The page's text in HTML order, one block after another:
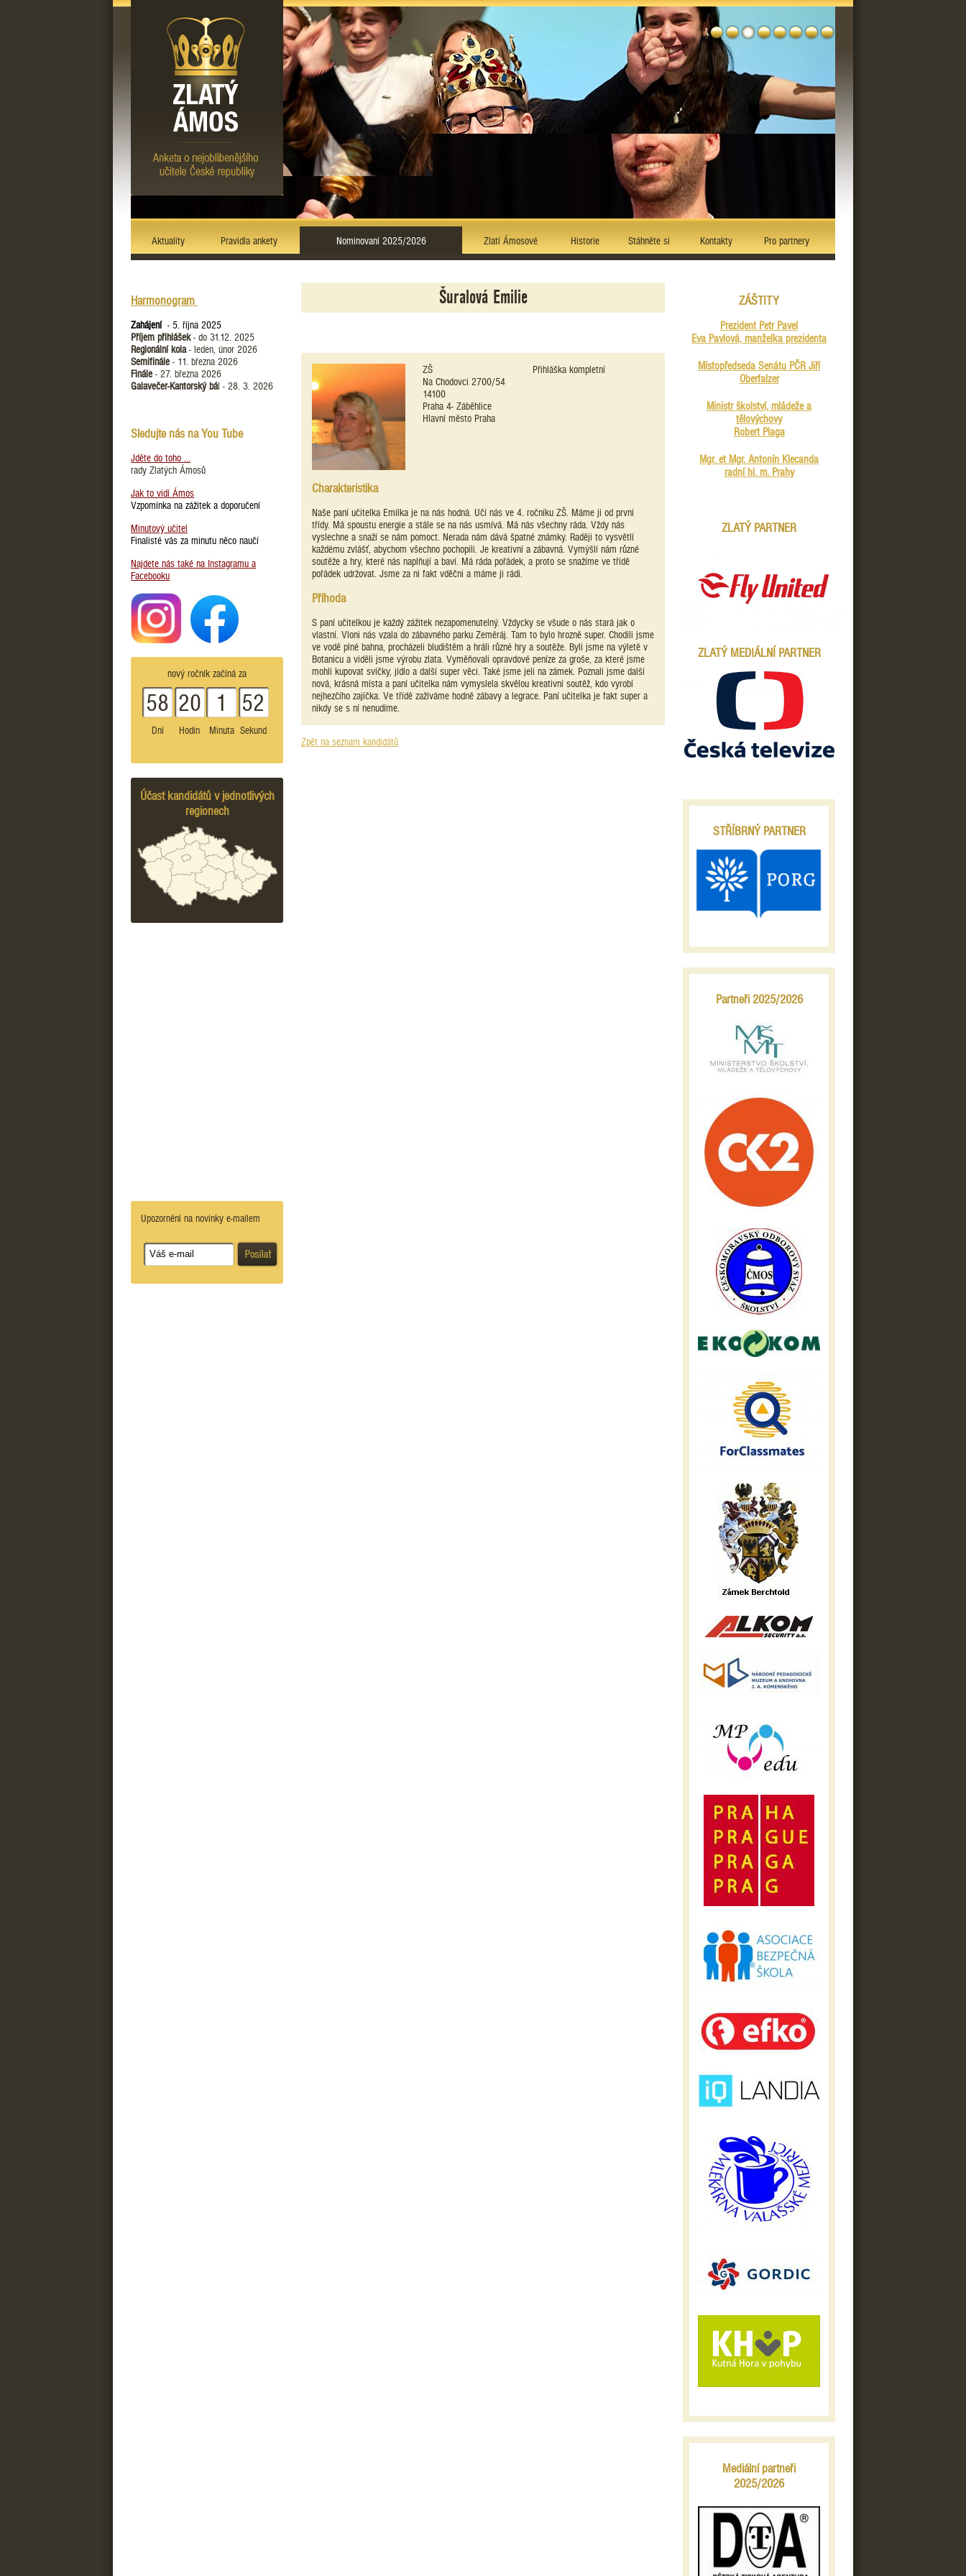
Aktuality Pravidla ankety Nominovaní 2025/2026 Zlatí Ámosové Historie Stáhněte si Kontakty Pro partnery
Harmonogram
Zahájení - 5. října 2025
Příjem přihlášek- do 31.12. 2025
Regionální kola- leden, únor 2026
Semifinále - 11. března 2026
Finále - 27. března 2026
Galavečer-Kantorský bál - 28. 3. 2026
Sledujte nás na You Tube
Jděte do toho ...
rady Zlatých Ámosů
Jak to vidí Ámos
Vzpomínka na zážitek a doporučení
Minutový učitel
Finalisté vás za minutu něco naučí
Najdete nás také na Instagramu a
Facebooku
nový ročník začíná za
58
Dní
20
Hodin
1
Minuta
52
Sekund
Účast kandidátů v jednotlivých
regionech
Upozornění na novinky e-mailem
Šuralová Emilie
ZŠ
Na Chodovci 2700/54
14100
Praha 4- Záběhlice
Hlavní město Praha
Přihláška kompletní
Charakteristika
Naše paní učitelka Emilka je na nás hodná. Učí nás ve 4. ročníku ZŠ. Máme ji od první
třídy. Má spoustu energie a stále se na nás usmívá. Má nás všechny ráda. Vždy nás
vyslechne a snaží se nám pomoct. Nerada nám dává špatné známky. Raději to vysvětlí
každému zvlášť, abychom všechno pochopili. Je kreativní a zábavná. Vymýšlí nám různé
soutěže a hry, které nás naplňují a baví. Má ráda pořádek, a proto se snažíme ve třídě
pořádek udržovat. Jsme za ni fakt vděčni a máme ji rádi.
Příhoda
S paní učitelkou je každý zážitek nezapomenutelný. Vždycky se všude o nás stará jak o
vlastní. Vloni nás vzala do zábavného parku Zeměráj. Tam to bylo hrozně super. Chodili jsme
ve vodě plné bahna, procházeli bludištěm a hráli různé hry a soutěže. Byli jsme na výletě v
Botanicu a viděli jsme výrobu zlata. Vyměňovali opravdové peníze za groše, za které jsme
mohli kupovat svíčky, jídlo a další super věci. Také jsme jeli na zámek. Poznali jsme další
nová, krásná místa a paní učitelka nám vymyslela skvělou kreativní soutěž, kdo vyrobí
nejhezčího zajíčka. Ve třídě zažíváme hodně zábavy a legrace. Paní učitelka je fakt super a
nikdy se s ní nenudíme.
Zpět na seznam kandidátů
ZÁŠTITY
Prezident Petr Pavel
Eva Pavlová, manželka prezidenta
Místopředseda Senátu PČR Jiří
Oberfalzer
Ministr školství, mládeže a
tělovýchovy
Robert Plaga
Mgr. et Mgr. Antonín Klecanda
radní hl. m. Prahy
ZLATÝ PARTNER
ZLATÝ MEDIÁLNÍ PARTNER
STŘÍBRNÝ PARTNER
Partneři 2025/2026
Mediální partneři
2025/2026